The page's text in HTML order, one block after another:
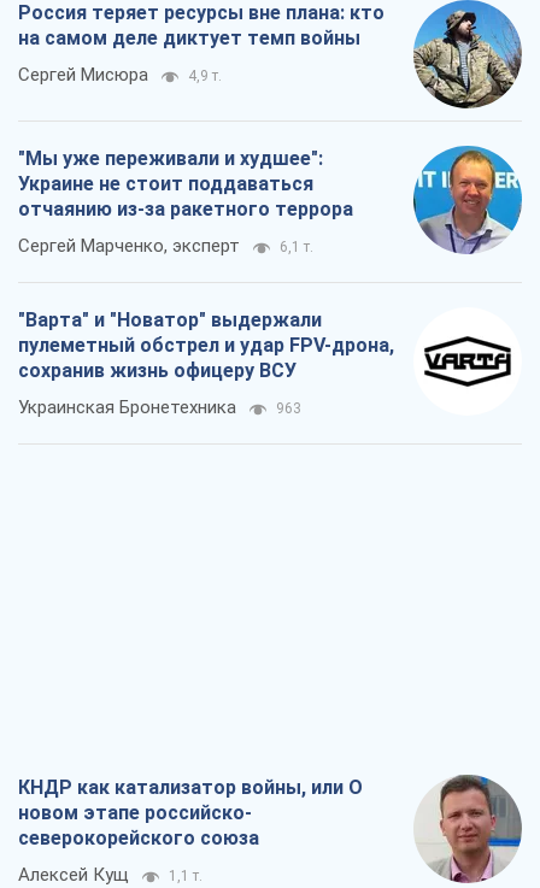
Россия теряет ресурсы вне плана: кто
на самом деле диктует темп войны
Сергей Мисюра 4,9 т.
"Мы уже переживали и худшее":
Украине не стоит поддаваться
отчаянию из-за ракетного террора
Сергей Марченко, эксперт 6,1 т.
"Варта" и "Новатор" выдержали
пулеметный обстрел и удар FPV-дрона,
сохранив жизнь офицеру ВСУ
Украинская Бронетехника 963
КНДР как катализатор войны, или О
новом этапе российско-
северокорейского союза
Алексей Кущ 1,1 т.